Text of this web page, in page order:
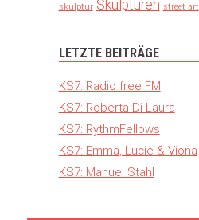
skulptur Skulpturen street art
LETZTE BEITRÄGE
KS7: Radio free FM
KS7: Roberta Di Laura
KS7: RythmFellows
KS7: Emma, Lucie & Viona
KS7: Manuel Stahl